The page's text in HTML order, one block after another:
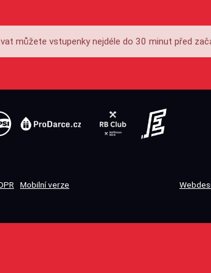
můžete vstupenky nejdéle do 30 minut před
Mobilní verze